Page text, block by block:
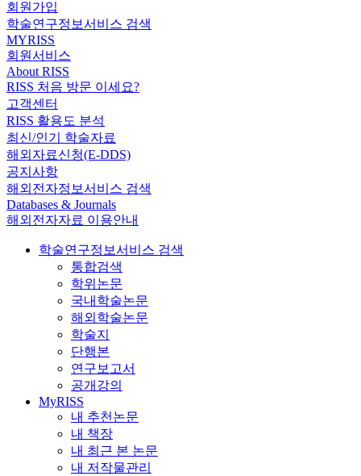
회원가입
학술연구정보서비스 검색
MYRISS
회원서비스
About RISS
RISS 처음 방문 이세요?
고객센터
RISS 활용도 분석
최신/인기 학술자료
해외자료신청(E-DDS)
공지사항
해외전자정보서비스 검색
Databases & Journals
해외전자자료 이용안내
학술연구정보서비스 검색
통합검색
학위논문
국내학술논문
해외학술논문
학술지
단행본
연구보고서
공개강의
MyRISS
내 추천논문
내 책장
내 최근 본 논문
내 저작물관리